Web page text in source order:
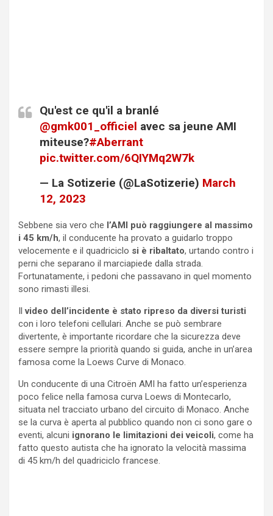
Qu'est ce qu'il a branlé
@gmk001_officiel avec sa jeune AMI
miteuse?#Aberrant
pic.twitter.com/6QIYMq2W7k
— La Sotizerie (@LaSotizerie) March
12, 2023
Sebbene sia vero che l’AMI può raggiungere al massimo
i 45 km/h, il conducente ha provato a guidarlo troppo
velocemente e il quadriciclo si è ribaltato, urtando contro i
perni che separano il marciapiede dalla strada.
Fortunatamente, i pedoni che passavano in quel momento
sono rimasti illesi.
Ilvideo dell’incidente è stato ripreso da diversi turisti
con i loro telefoni cellulari. Anche se può sembrare
divertente, è importante ricordare che la sicurezza deve
essere sempre la priorità quando si guida, anche in un’area
famosa come la Loews Curve di Monaco.
Un conducente di una Citroën AMI ha fatto un’esperienza
poco felice nella famosa curva Loews di Montecarlo,
situata nel tracciato urbano del circuito di Monaco. Anche
se la curva è aperta al pubblico quando non ci sono gare o
eventi, alcuni ignorano le limitazioni dei veicoli, come ha
fatto questo autista che ha ignorato la velocità massima
di 45 km/h del quadriciclo francese.